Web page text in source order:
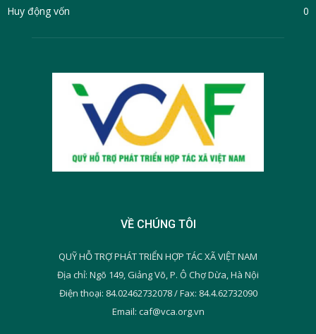
Huy động vốn
0
VỀ CHÚNG TÔI
QUỸ HỖ TRỢ PHÁT TRIỂN HỢP TÁC XÃ VIỆT NAM
Địa chỉ: Ngõ 149, Giảng Võ, P. Ô Chợ Dừa, Hà Nội
Điện thoại: 84.02462732078 / Fax: 84.4.62732090
Email: caf@vca.org.vn